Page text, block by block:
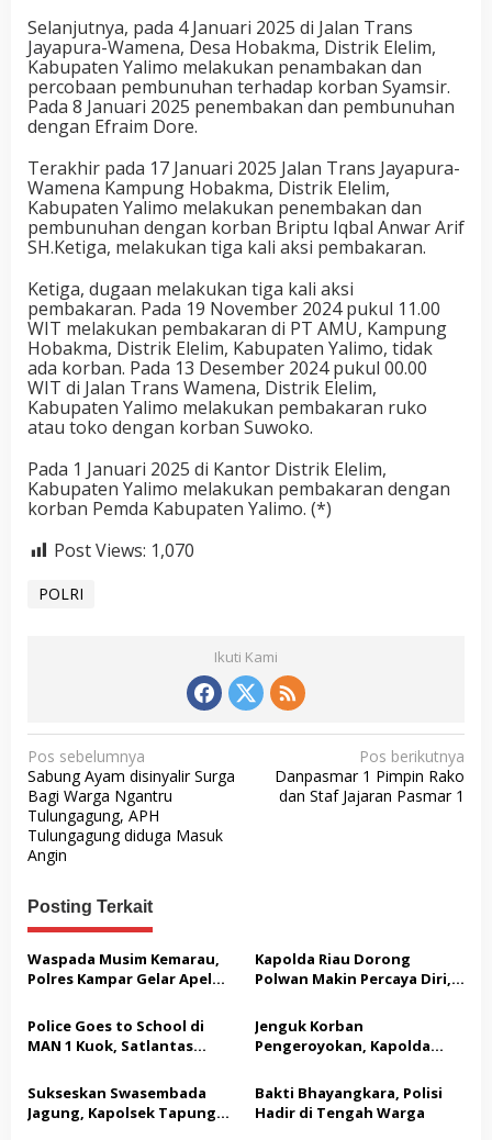
Selanjutnya, pada 4 Januari 2025 di Jalan Trans
Jayapura-Wamena, Desa Hobakma, Distrik Elelim,
Kabupaten Yalimo melakukan penambakan dan
percobaan pembunuhan terhadap korban Syamsir.
Pada 8 Januari 2025 penembakan dan pembunuhan
dengan Efraim Dore.
Terakhir pada 17 Januari 2025 Jalan Trans Jayapura-
Wamena Kampung Hobakma, Distrik Elelim,
Kabupaten Yalimo melakukan penembakan dan
pembunuhan dengan korban Briptu Iqbal Anwar Arif
SH.Ketiga, melakukan tiga kali aksi pembakaran.
Ketiga, dugaan melakukan tiga kali aksi
pembakaran. Pada 19 November 2024 pukul 11.00
WIT melakukan pembakaran di PT AMU, Kampung
Hobakma, Distrik Elelim, Kabupaten Yalimo, tidak
ada korban. Pada 13 Desember 2024 pukul 00.00
WIT di Jalan Trans Wamena, Distrik Elelim,
Kabupaten Yalimo melakukan pembakaran ruko
atau toko dengan korban Suwoko.
Pada 1 Januari 2025 di Kantor Distrik Elelim,
Kabupaten Yalimo melakukan pembakaran dengan
korban Pemda Kabupaten Yalimo. (*)
Post Views: 1,070
POLRI
Ikuti Kami
N
a
v
i
a
s
i
o
Pos sebelumnya
Sabung Ayam disinyalir Surga
Bagi Warga Ngantru
Tulungagung, APH
Tulungagung diduga Masuk
Angin
Pos berikutnya
Danpasmar 1 Pimpin Rako
dan Staf Jajaran Pasmar 1
Posting Terkait
Waspada Musim Kemarau,
Polres Kampar Gelar Apel
Karhutla
Kapolda Riau Dorong
Polwan Makin Percaya Diri,
Public Speaking
Police Goes to School di
MAN 1 Kuok, Satlantas
Keselamatan Berlalu Lintas
dan Bagikan Helm SNI
Jenguk Korban
Pengeroyokan, Kapolda
Hukum dalam Kasus Ini
Sukseskan Swasembada
Jagung, Kapolsek Tapung
Bakti Bhayangkara, Polisi
Hadir di Tengah Warga